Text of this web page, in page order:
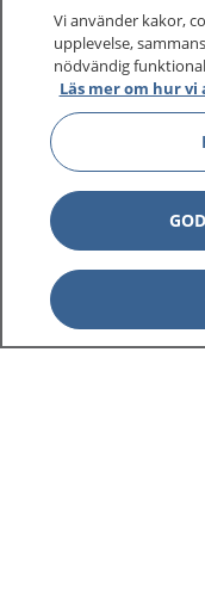
Vi använder kakor,
upplevelse,
nödvändig
Läs mer om hur